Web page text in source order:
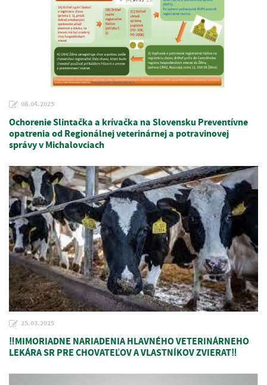
08.04.2025
Ochorenie Slintačka a krívačka na Slovensku Preventívne
opatrenia od Regionálnej veterinárnej a potravinovej
správy v Michalovciach
25.03.2025
‼️MIMORIADNE NARIADENIA HLAVNÉHO VETERINÁRNEHO
LEKÁRA SR PRE CHOVATEĽOV A VLASTNÍKOV ZVIERAT‼️